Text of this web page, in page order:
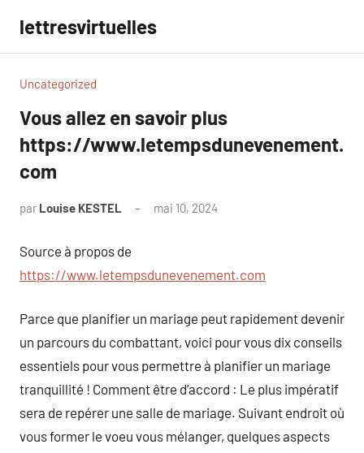
contenu
lettresvirtuelles
Uncategorized
Vous allez en savoir plus
https://www.letempsdunevenement.
com
par Louise KESTEL mai 10, 2024
Source à propos de
https://www.letempsdunevenement.com
Parce que planifier un mariage peut rapidement devenir
un parcours du combattant, voici pour vous dix conseils
essentiels pour vous permettre à planifier un mariage
tranquillité ! Comment être d’accord : Le plus impératif
sera de repérer une salle de mariage. Suivant endroit où
vous former le voeu vous mélanger, quelques aspects